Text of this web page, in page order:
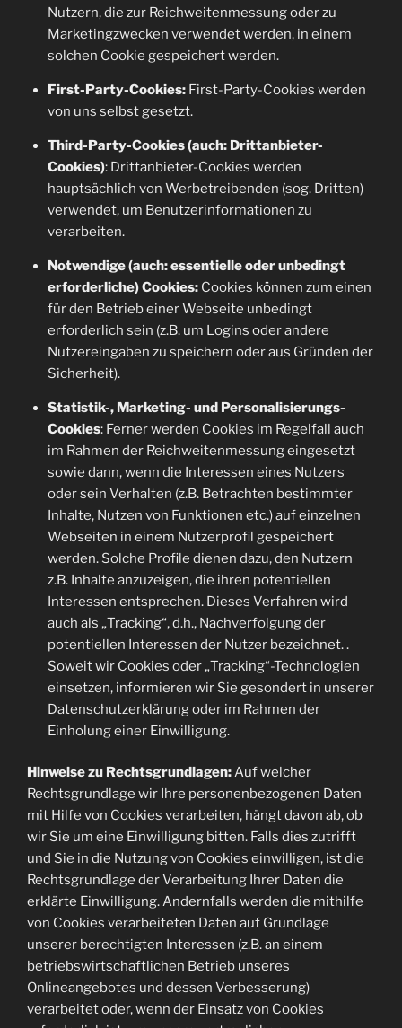
Nutzern, die zur Reichweitenmessung oder zu
Marketingzwecken verwendet werden, in einem
solchen Cookie gespeichert werden.
First-Party-Cookies:First-Party-Cookies werden
von uns selbst gesetzt.
Third-Party-Cookies (auch: Drittanbieter-
Cookies): Drittanbieter-Cookies werden
hauptsächlich von Werbetreibenden (sog. Dritten)
verwendet, um Benutzerinformationen zu
verarbeiten.
Notwendige (auch: essentielle oder unbedingt
erforderliche) Cookies:Cookies können zum einen
für den Betrieb einer Webseite unbedingt
erforderlich sein (z.B. um Logins oder andere
Nutzereingaben zu speichern oder aus Gründen der
Sicherheit).
Statistik-, Marketing- und Personalisierungs-
Cookies: Ferner werden Cookies im Regelfall auch
im Rahmen der Reichweitenmessung eingesetzt
sowie dann, wenn die Interessen eines Nutzers
oder sein Verhalten (z.B. Betrachten bestimmter
Inhalte, Nutzen von Funktionen etc.) auf einzelnen
Webseiten in einem Nutzerprofil gespeichert
werden. Solche Profile dienen dazu, den Nutzern
z.B. Inhalte anzuzeigen, die ihren potentiellen
Interessen entsprechen. Dieses Verfahren wird
auch als „Tracking“, d.h., Nachverfolgung der
potentiellen Interessen der Nutzer bezeichnet. .
Soweit wir Cookies oder „Tracking“-Technologien
einsetzen, informieren wir Sie gesondert in unserer
Datenschutzerklärung oder im Rahmen der
Einholung einer Einwilligung.
Hinweise zu Rechtsgrundlagen:Auf welcher
Rechtsgrundlage wir Ihre personenbezogenen Daten
mit Hilfe von Cookies verarbeiten, hängt davon ab, ob
wir Sie um eine Einwilligung bitten. Falls dies zutrifft
und Sie in die Nutzung von Cookies einwilligen, ist die
Rechtsgrundlage der Verarbeitung Ihrer Daten die
erklärte Einwilligung. Andernfalls werden die mithilfe
von Cookies verarbeiteten Daten auf Grundlage
unserer berechtigten Interessen (z.B. an einem
betriebswirtschaftlichen Betrieb unseres
Onlineangebotes und dessen Verbesserung)
verarbeitet oder, wenn der Einsatz von Cookies